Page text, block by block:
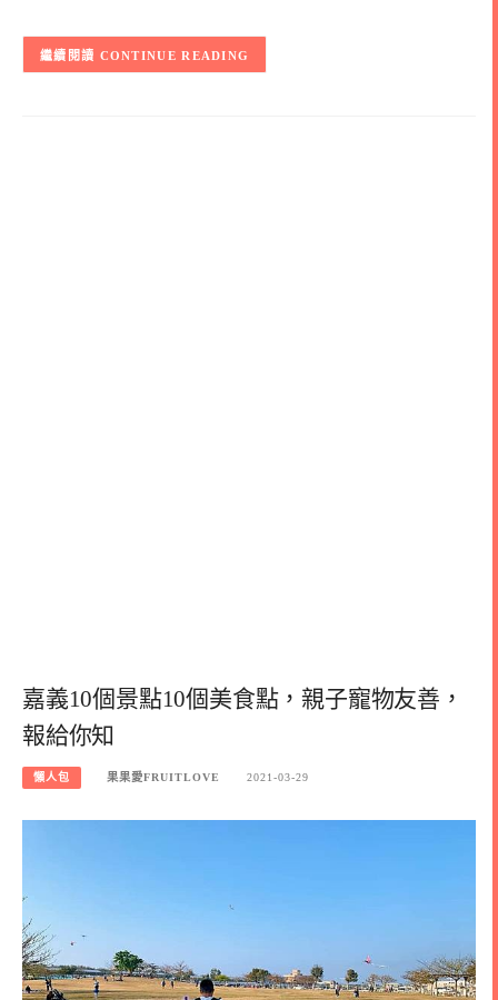
CONTINUE READING
嘉義10個景點10個美食點，親子寵物友善，
報給你知
懶人包 果果愛FRUITLOVE 2021-03-29